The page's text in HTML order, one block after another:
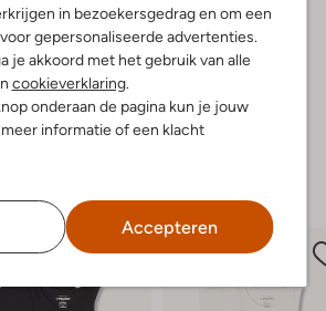
in bezoekersgedrag en om een
gepersonaliseerde advertenties.
je akkoord met het gebruik van alle
cookieverklaring.
onderaan de pagina kun je jouw
informatie of een klacht
Accepteren